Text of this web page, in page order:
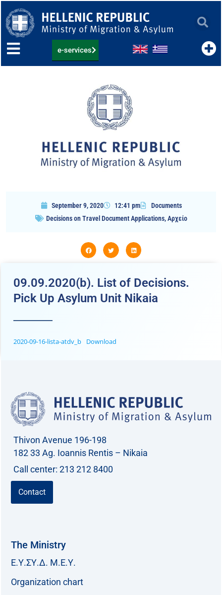
to
content
e-services
September 9, 2020 12:41 pm
Documents
Decisions on Travel Document Applications,Αρχείο
09.09.2020(b). List of Decisions.
Pick Up Asylum Unit Nikaia
2020-09-16-lista-atdv_b Download
Thivon Avenue 196-198
182 33 Ag. Ioannis Rentis – Nikaia
Call center: 213 212 8400
Contact
The Ministry
Ε.Υ.ΣΥ.Δ. Μ.Ε.Υ.
Organization chart